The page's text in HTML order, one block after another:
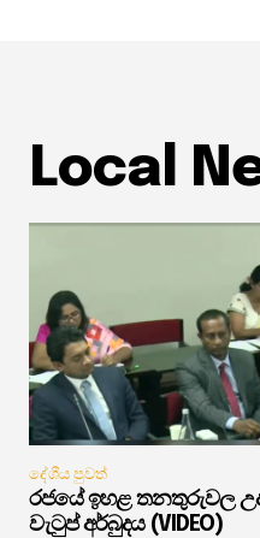
Local
දේශීය පුවත්
රජයේ ඉහළ තනතුරුවල
වැටුප් අර්බුදය (VIDEO)